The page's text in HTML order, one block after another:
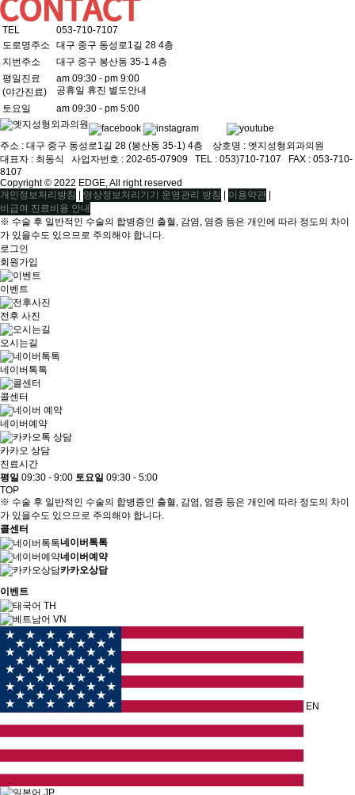
TEL
053-710-7107
도로명주소
대구 중구 동성로1길 28 4층
지번주소
대구 중구 봉산동 35-1 4층
평일진료
(야간진료)
am 09:30 - pm 9:00
공휴일 휴진 별도안내
토요일
am 09:30 - pm 5:00
주소 : 대구 중구 동성로1길 28 (봉산동 35-1) 4층 상호명 : 엣지성형외과의원
대표자 : 최동식ㅤ 사업자번호 : 202-65-07909ㅤ TEL : 053)710-7107ㅤ FAX : 053-710-
8107
Copyright © 2022 EDGE, All right reserved
개인정보처리방침
영상정보처리기기 운영관리 방침 이용약관
비급여 진료비용 안내
※ 수술 후 일반적인 수술의 합병증인 출혈, 감염, 염증 등은 개인에 따라 정도의 차이
가 있을수도 있으므로 주의해야 합니다.
로그인
회원가입
이벤트
전후 사진
오시는길
네이버톡톡
콜센터
네이버예약
카카오 상담
진료시간
평일 09:30 - 9:00 토요일 09:30 - 5:00
TOP
※ 수술 후 일반적인 수술의 합병증인 출혈, 감염, 염증 등은 개인에 따라 정도의 차이
가 있을수도 있으므로 주의해야 합니다.
콜센터
네이버톡톡
네이버예약
카카오상담
이벤트
TH
VN
EN
JP